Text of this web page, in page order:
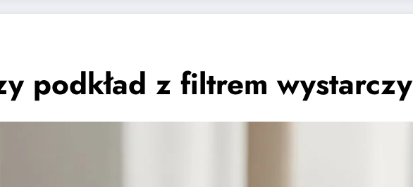
podkład z filtrem wystarczy